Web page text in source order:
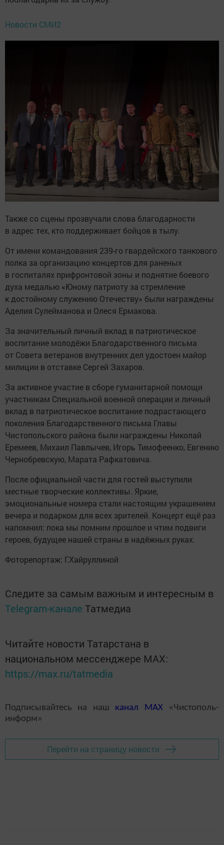
Новости СМИ2
Также со сцены прозвучали слова благодарности
в адрес тех, кто поддерживает бойцов в тылу.
От имени командования 239-го гвардейского танкового
полка за организацию концертов для раненых
в госпиталях прифронтовой зоны и поднятие боевого
духа медалью «Юному патриоту за стремление
к достойному служению Отечеству» были награждены
Аделия Сулейманова и Олеся Ермакова.
За значительный личный вклад в патриотическое
воспитание молодёжи Благодарственного письма
от Совета ветеранов внутренних дел удостоен майор
милиции в отставке Сергей Захаров.
За активное участие в сборе гуманитарной помощи
участникам Специальной военной операции и личный
вклад в патриотическое воспитание подрастающего
поколения Благодарственного письма Главы
Чистопольского района были награждены Николай
Еремеев, Михаил Павлычев, Игорь Тимофеенко, Евгению
Чернобревскую, Марата Рафкатовича.
После официальной части для гостей выступили
местные творческие коллективы. Яркие,
эмоциональные номера стали настоящим украшением
вечера и подарком для всех зрителей. Концерт ещё раз
напомнил: пока мы помним прошлое и чтим подвиги
героев, будущее нашей страны в надёжных руках.
Фоторепортаж: Г.Хайруллиной
Следите за самым важным и интересным в
Telegram-канале Татмедиа
Читайте новости Татарстана в
национальном мессенджере MАХ:
https://max.ru/tatmedia
Подписывайтесь на наш канал MAX«Чистополь-
информ»
Перейти на страницу новости